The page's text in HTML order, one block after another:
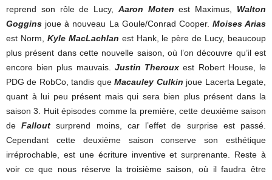
reprend son rôle de Lucy, Aaron Moten est Maximus, Walton
Goggins joue à nouveau La Goule/Conrad Cooper. Moises Arias
est Norm, Kyle MacLachlan est Hank, le père de Lucy, beaucoup
plus présent dans cette nouvelle saison, où l’on découvre qu’il est
encore bien plus mauvais. Justin Theroux est Robert House, le
PDG de RobCo, tandis queMacauley Culkin joue Lacerta Legate,
quant à lui peu présent mais qui sera bien plus présent dans la
saison 3. Huit épisodes comme la première, cette deuxième saison
deFallout surprend moins, car l’effet de surprise est passé.
Cependant cette deuxième saison conserve son esthétique
irréprochable, est une écriture inventive et surprenante. Reste à
voir ce que nous réserve la troisième saison, où il faudra être